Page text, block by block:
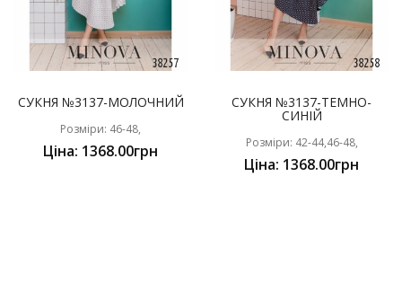
СУКНЯ №3137-МОЛОЧНИЙ
Розміри: 46-48,
Ціна: 1368.00грн
СУКНЯ №3137-ТЕМНО-
СИНІЙ
Розміри: 42-44,46-48,
Ціна: 1368.00грн